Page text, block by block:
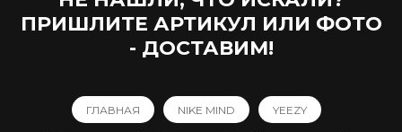
ПРИШЛИТЕ АРТИКУЛ ИЛИ ФОТО
- ДОСТАВИМ!
ГЛАВНАЯ NIKE MIND YEEZY